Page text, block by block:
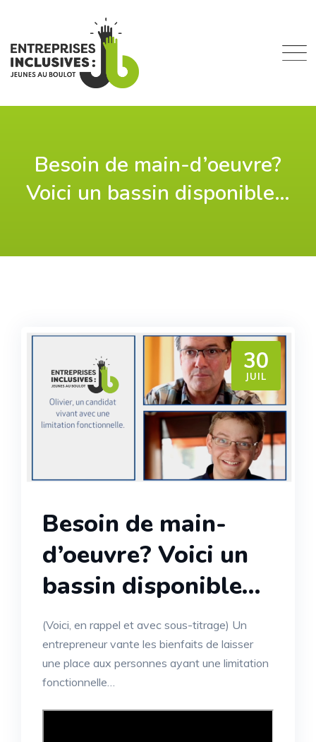
content
Besoin de main-d’oeuvre?
Voici un bassin disponible…
30
JUIL
Besoin de main-
d’oeuvre? Voici un
bassin disponible…
(Voici, en rappel et avec sous-titrage) Un
entrepreneur vante les bienfaits de laisser
une place aux personnes ayant une limitation
fonctionnelle…